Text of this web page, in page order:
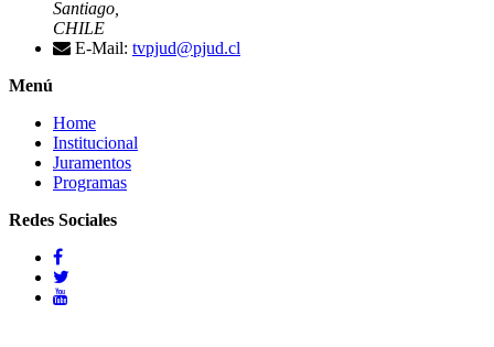
Santiago,
CHILE
E-Mail: tvpjud@pjud.cl
Menú
Home
Institucional
Juramentos
Programas
Redes Sociales